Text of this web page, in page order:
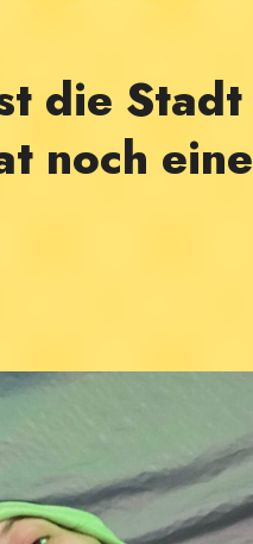
die Stadt
noch eine